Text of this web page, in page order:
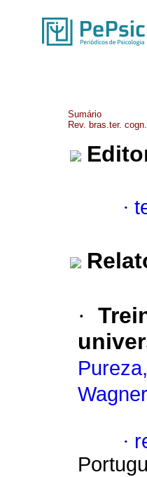
Sumário
Rev. bras.ter.
·
·
·